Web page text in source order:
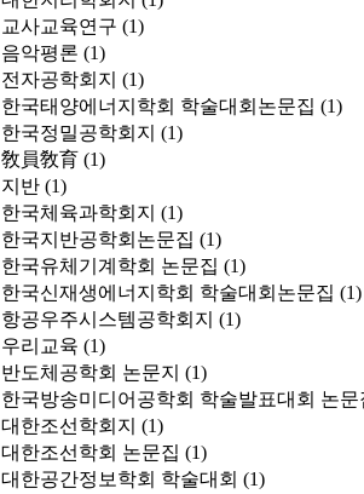
교사교육연구 (1)
음악평론 (1)
전자공학회지 (1)
한국태양에너지학회 학술대회논문집 (1)
한국정밀공학회지 (1)
敎員敎育 (1)
지반 (1)
한국체육과학회지 (1)
한국지반공학회논문집 (1)
한국유체기계학회 논문집 (1)
한국신재생에너지학회 학술대회논문집 (1)
항공우주시스템공학회지 (1)
우리교육 (1)
반도체공학회 논문지 (1)
한국방송미디어공학회 학술발표대회 논문
대한조선학회지 (1)
대한조선학회 논문집 (1)
대한공간정보학회 학술대회 (1)